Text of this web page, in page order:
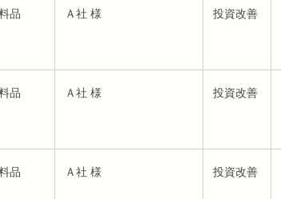
品 Ａ社 様 投資改善
品 Ａ社 様 投資改善
品 Ａ社 様 投資改善